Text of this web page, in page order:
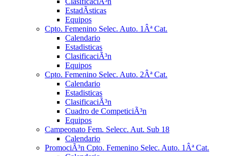
EstadÃ­sticas
Equipos
Cpto. Femenino Selec. Auto. 1Âª Cat.
Calendario
Estadisticas
ClasificaciÃ³n
Equipos
Cpto. Femenino Selec. Auto. 2Âª Cat.
Calendario
Estadisticas
ClasificaciÃ³n
Cuadro de CompeticiÃ³n
Equipos
Campeonato Fem. Selecc. Aut. Sub 18
Calendario
PromociÃ³n Cpto. Femenino Selec. Auto. 1Âª Cat.